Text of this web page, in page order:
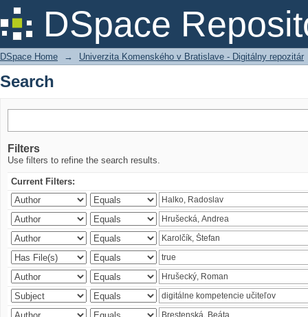
DSpace
Search
DSpace Home → Univerzita Komenského v Bratislave - Digitálny repozitár
Search
Filters
Use filters to refine the search results.
Current Filters: